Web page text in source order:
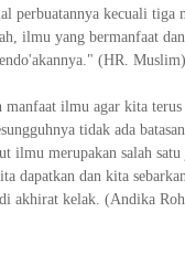
perbuatannya kecuali tiga
ilmu yang bermanfaat
(HR. Muslim).
manfaat ilmu agar kita terus
tidak ada
ilmu merupakan salah satu
dapatkan dan kita
akhirat kelak. (Andika